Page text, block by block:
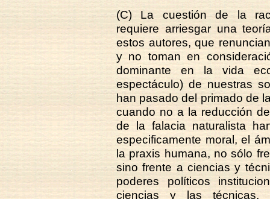
(C) La cuestión de la
requiere arriesgar una
estos autores, que
y no toman en
dominante en la vida
espectáculo) de nuestras
han pasado del primado de
cuando no a la reducción
de la falacia naturalista
especificamente moral, el
la praxis humana, no sólo
sino frente a ciencias y
poderes políticos
ciencias y las técnicas,